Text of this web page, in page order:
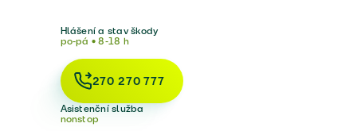
Hlášení a stav škody
po-pá • 8-18 h
270 270 777
Asistenční služba
nonstop